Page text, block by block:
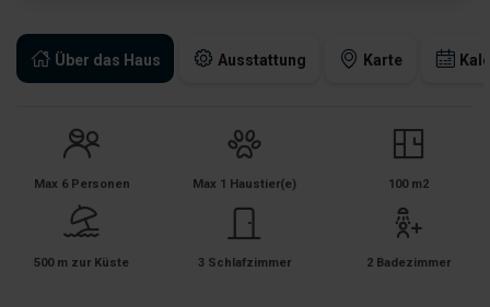
Über das Haus Ausstattung Karte
Max 6 Personen Max 1 Haustier(e) 100 m2
500 m zur Küste 3 Schlafzimmer 2 Badezimmer